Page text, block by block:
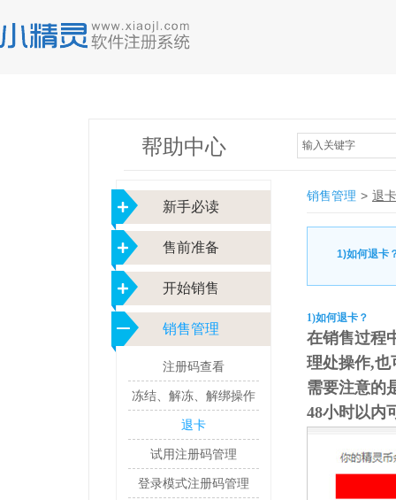
帮助中心 输入关键字
新手必读
售前准备
开始销售
销售管理
注册码查看
冻结、解冻、解绑操作
退卡
试用注册码管理
登录模式注册码管理
销售管理 > 退卡
1)如何退卡
1)如何退卡？
在销售过程
理处操作,也
需要注意的
48小时以内